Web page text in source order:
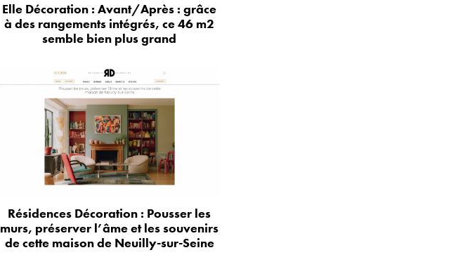
Elle Décoration : Avant/Après : grâce
à des rangements intégrés, ce 46 m2
semble bien plus grand
Résidences Décoration : Pousser les
murs, préserver l’âme et les souvenirs
de cette maison de Neuilly-sur-Seine